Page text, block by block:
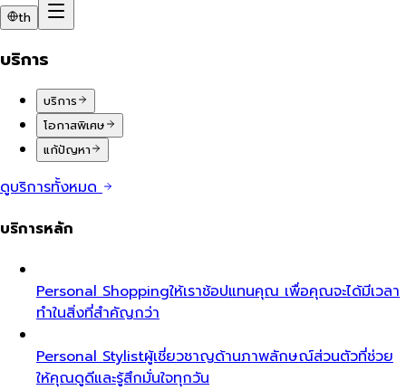
th
บริการ
บริการ
โอกาสพิเศษ
แก้ปัญหา
ดูบริการทั้งหมด
บริการหลัก
Personal Shoppingให้เราช้อปแทนคุณ เพื่อคุณจะได้มีเวลา
ทำในสิ่งที่สำคัญกว่า
Personal Stylistผู้เชี่ยวชาญด้านภาพลักษณ์ส่วนตัวที่ช่วย
ให้คุณดูดีและรู้สึกมั่นใจทุกวัน